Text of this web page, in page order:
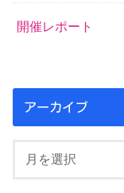
開催レポート
アーカイブ